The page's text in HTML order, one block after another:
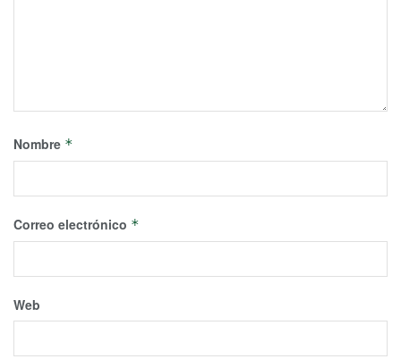
Nombre *
Correo electrónico *
Web